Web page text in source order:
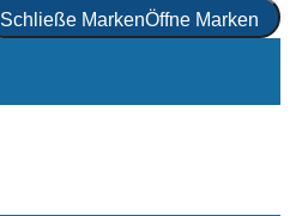
Schließe MarkenÖffne Marken